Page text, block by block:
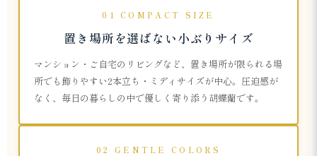
01 COMPACT SIZE
置き場所を選ばない小ぶりサイズ
マンション・ご自宅のリビングなど、置き場所が限られる場
所でも飾りやすい2本立ち・ミディサイズが中心。圧迫感が
なく、毎日の暮らしの中で優しく寄り添う胡蝶蘭です。
02 GENTLE COLORS